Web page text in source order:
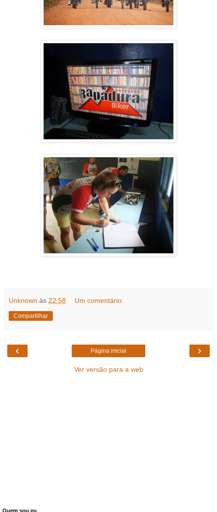
Unknown às 22:58 Um comentário:
Compartilhar
‹ ›
Página inicial
Ver versão para a web
Quem sou eu